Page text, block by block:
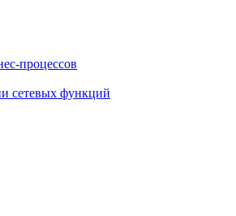
процессов
сетевых функций